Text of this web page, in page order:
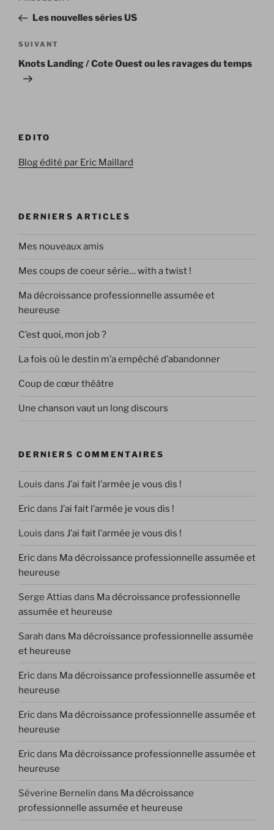
l’article
précédent
Les nouvelles séries US
Article
suivant
SUIVANT
Knots Landing / Cote Ouest ou les ravages du temps
EDITO
Blog édité par Eric Maillard
DERNIERS ARTICLES
Mes nouveaux amis
Mes coups de coeur série… with a twist !
Ma décroissance professionnelle assumée et
heureuse
C’est quoi, mon job ?
La fois où le destin m’a empêché d’abandonner
Coup de cœur théâtre
Une chanson vaut un long discours
DERNIERS COMMENTAIRES
Louis dans J’ai fait l’armée je vous dis !
Ericdans J’ai fait l’armée je vous dis !
Louis dans J’ai fait l’armée je vous dis !
Ericdans Ma décroissance professionnelle assumée et
heureuse
Serge Attias dans Ma décroissance professionnelle
assumée et heureuse
Sarah dans Ma décroissance professionnelle assumée
et heureuse
Ericdans Ma décroissance professionnelle assumée et
heureuse
Ericdans Ma décroissance professionnelle assumée et
heureuse
Ericdans Ma décroissance professionnelle assumée et
heureuse
Séverine Bernelin dans Ma décroissance
professionnelle assumée et heureuse